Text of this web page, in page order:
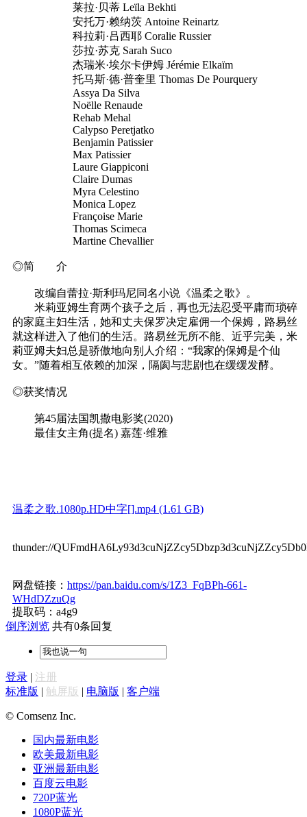
莱拉·贝蒂 Leïla Bekhti
安托万·赖纳茨 Antoine Reinartz
科拉莉·吕西耶 Coralie Russier
莎拉·苏克 Sarah Suco
杰瑞米·埃尔卡伊姆 Jérémie Elkaïm
托马斯·德·普奎里 Thomas De Pourquery
Assya Da Silva
Noëlle Renaude
Rehab Mehal
Calypso Peretjatko
Benjamin Patissier
Max Patissier
Laure Giappiconi
Claire Dumas
Myra Celestino
Monica Lopez
Françoise Marie
Thomas Scimeca
Martine Chevallier
◎简 介
改编自蕾拉·斯利玛尼同名小说《温柔之歌》。
米莉亚姆生育两个孩子之后，再也无法忍受平庸而琐碎
的家庭主妇生活，她和丈夫保罗决定雇佣一个保姆，路易丝
就这样进入了他们的生活。路易丝无所不能、近乎完美，米
莉亚姆夫妇总是骄傲地向别人介绍：“我家的保姆是个仙
女。”随着相互依赖的加深，隔阂与悲剧也在缓缓发酵。
◎获奖情况
第45届法国凯撒电影奖(2020)
最佳女主角(提名) 嘉莲·维雅
温柔之歌.1080p.HD中字[].mp4 (1.61 GB)
thunder://
网盘链接： https://pan.baidu.com/s/1Z3_FqBPh-661-
WHdDZzuQg
提取码：a4g9
倒序浏览 共有0条回复
登录 | 注册
标准版 | 触屏版 | 电脑版 | 客户端
© Comsenz Inc.
国内最新电影
欧美最新电影
亚洲最新电影
百度云电影
720P蓝光
1080P蓝光